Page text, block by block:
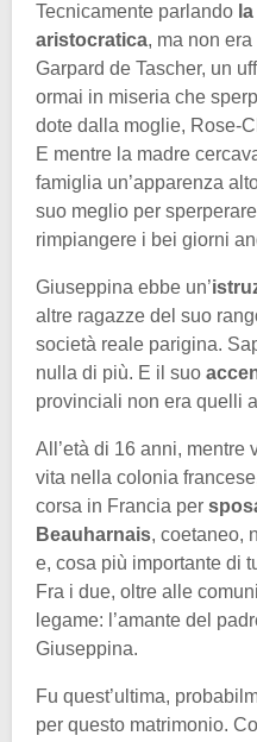
Tecnicamente parlando
aristocratica, ma non
Garpard de Tascher, un
ormai in miseria che
dote dalla moglie, Rose-
E mentre la madre
famiglia un’apparenza
suo meglio per
rimpiangere i bei giorni
Giuseppina ebbe un’
altre ragazze del suo
società reale parigina.
nulla di più. E il suo
provinciali non era quelli
All’età di 16 anni, mentre
vita nella colonia
corsa in Francia per
Beauharnais, coetaneo,
e, cosa più importante di
Fra i due, oltre alle
legame: l’amante del
Giuseppina.
Fu quest’ultima,
per questo matrimonio.